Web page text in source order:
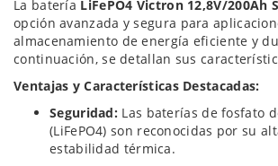
La batería LiFePO4 Victron 12,8V/200Ah
opción avanzada y segura para
almacenamiento de energía eficiente y
continuación, se detallan sus
Ventajas y Características Destacadas:
Seguridad: Las baterías de fosfato
(LiFePO4) son reconocidas por su
estabilidad térmica.